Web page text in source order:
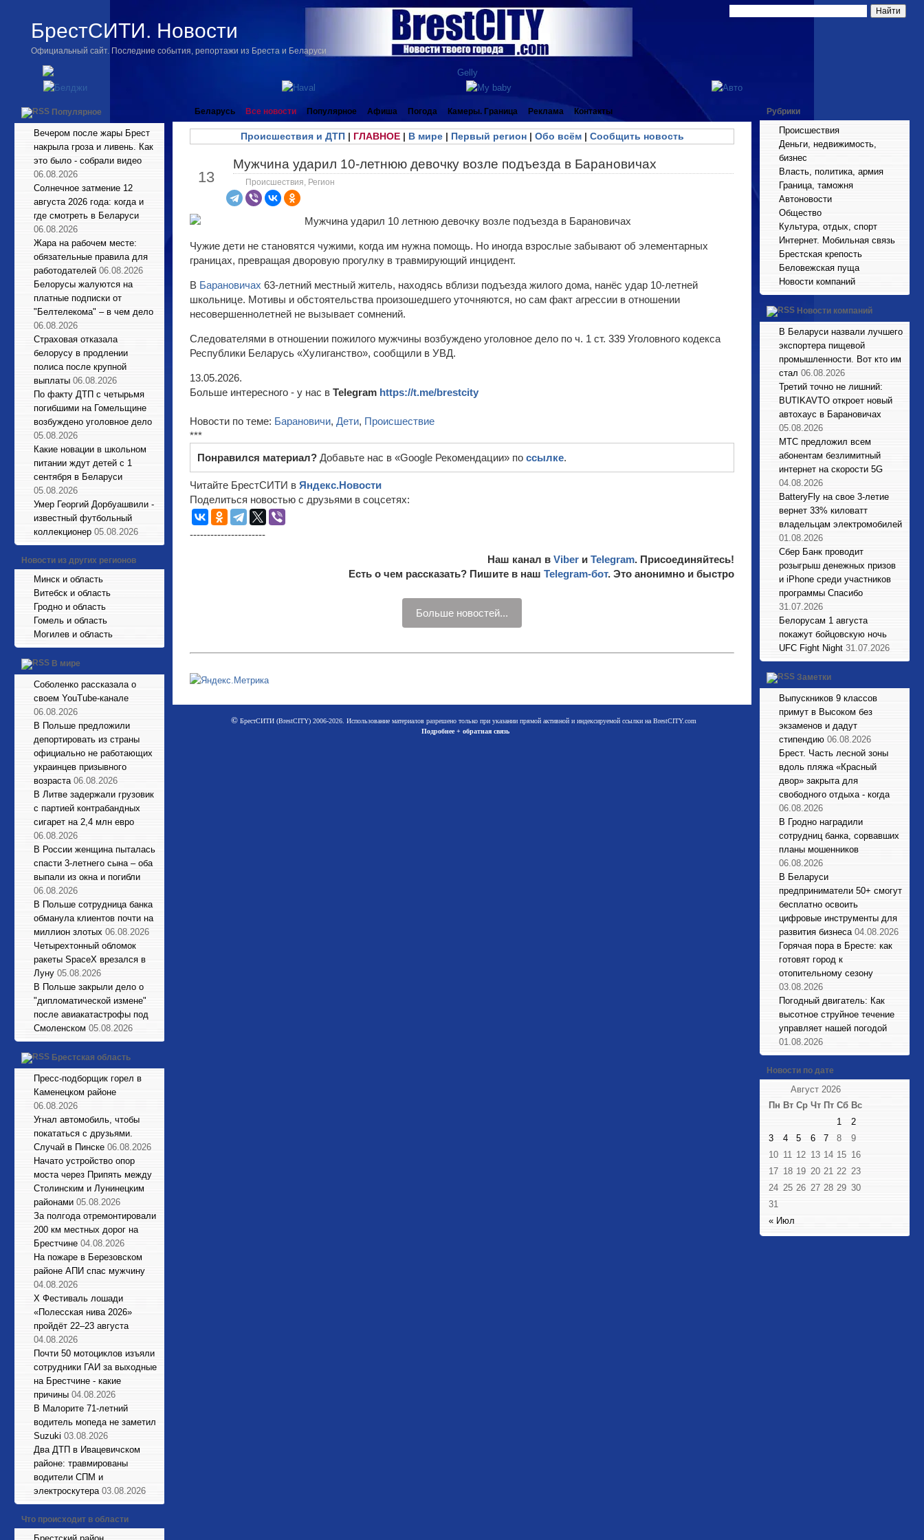
БрестСИТИ. Новости
Официальный сайт. Последние события, репортажи из Бреста и Беларуси
Популярное
Вечером после жары Брест
накрыла гроза и ливень. Как
это было - собрали видео
06.08.2026
Солнечное затмение 12
августа 2026 года: когда и
где смотреть в Беларуси
06.08.2026
Жара на рабочем месте:
обязательные правила для
работодателей 06.08.2026
Белорусы жалуются на
платные подписки от
"Белтелекома" – в чем дело
06.08.2026
Страховая отказала
белорусу в продлении
полиса после крупной
выплаты 06.08.2026
По факту ДТП с четырьмя
погибшими на Гомельщине
возбуждено уголовное дело
05.08.2026
Какие новации в школьном
питании ждут детей с 1
сентября в Беларуси
05.08.2026
Умер Георгий Дорбуашвили -
известный футбольный
коллекционер 05.08.2026
Новости из других регионов
Минск и область
Витебск и область
Гродно и область
Гомель и область
Могилев и область
В мире
Соболенко рассказала о
своем YouTube-канале
06.08.2026
В Польше предложили
депортировать из страны
официально не работающих
украинцев призывного
возраста 06.08.2026
В Литве задержали грузовик
с партией контрабандных
сигарет на 2,4 млн евро
06.08.2026
В России женщина пыталась
спасти 3-летнего сына – оба
выпали из окна и погибли
06.08.2026
В Польше сотрудница банка
обманула клиентов почти на
миллион злотых 06.08.2026
Четырехтонный обломок
ракеты SpaceX врезался в
Луну 05.08.2026
В Польше закрыли дело о
"дипломатической измене"
после авиакатастрофы под
Смоленском 05.08.2026
Брестская область
Пресс-подборщик горел в
Каменецком районе
06.08.2026
Угнал автомобиль, чтобы
покататься с друзьями.
Случай в Пинске 06.08.2026
Начато устройство опор
моста через Припять между
Столинским и Лунинецким
районами 05.08.2026
За полгода отремонтировали
200 км местных дорог на
Брестчине 04.08.2026
На пожаре в Березовском
районе АПИ спас мужчину
04.08.2026
X Фестиваль лошади
«Полесская нива 2026»
пройдёт 22–23 августа
04.08.2026
Почти 50 мотоциклов изъяли
сотрудники ГАИ за выходные
на Брестчине - какие
причины 04.08.2026
В Малорите 71-летний
водитель мопеда не заметил
Suzuki 03.08.2026
Два ДТП в Ивацевичском
районе: травмированы
водители СПМ и
электроскутера 03.08.2026
Что происходит в области
Беларусь Все новости Популярное Афиша Погода Камеры. Граница Реклама Контакты
Происшествия и ДТП| ГЛАВНОЕ| В мире| Первый регион| Обо всём| Сообщить новость
13
Мужчина ударил 10-летнюю девочку возле подъезда в Барановичах
Происшествия Регион
Чужие дети не становятся чужими, когда им нужна помощь. Но иногда взрослые забывают об элементарных
границах, превращая дворовую прогулку в травмирующий инцидент.
В Барановичах 63-летний местный житель, находясь вблизи подъезда жилого дома, нанёс удар 10-летней
школьнице. Мотивы и обстоятельства произошедшего уточняются, но сам факт агрессии в отношении
несовершеннолетней не вызывает сомнений.
Следователями в отношении пожилого мужчины возбуждено уголовное дело по ч. 1 ст. 339 Уголовного кодекса
Республики Беларусь «Хулиганство», сообщили в УВД.
13.05.2026.
Больше интересного - у нас в Telegram https://t.me/brestcity
Новости по теме: Барановичи, Дети, Происшествие
***
Понравился материал? Добавьте нас в «Google Рекомендации» по ссылке.
Читайте БрестСИТИ в Яндекс.Новости
Поделиться новостью с друзьями в соцсетях:
----------------------
Наш канал в Viber и Telegram. Присоединяйтесь!
Есть о чем рассказать? Пишите в наш Telegram-бот. Это анонимно и быстро
Больше новостей...
©БрестСИТИ (BrestCITY) 2006-2026. Использование материалов разрешено только при указании прямой активной и индексируемой ссылки на BrestCITY.com
Подробнее + обратная связь
Рубрики
Происшествия
Деньги, недвижимость,
бизнес
Власть, политика, армия
Граница, таможня
Автоновости
Общество
Культура, отдых, спорт
Интернет. Мобильная связь
Брестская крепость
Беловежская пуща
Новости компаний
Новости компаний
В Беларуси назвали лучшего
экспортера пищевой
промышленности. Вот кто им
стал 06.08.2026
Третий точно не лишний:
BUTIKAVTO откроет новый
автохаус в Барановичах
05.08.2026
МТС предложил всем
абонентам безлимитный
интернет на скорости 5G
04.08.2026
BatteryFly на свое 3-летие
вернет 33% киловатт
владельцам электромобилей
01.08.2026
Сбер Банк проводит
розыгрыш денежных призов
и iPhone среди участников
программы Спасибо
31.07.2026
Белорусам 1 августа
покажут бойцовскую ночь
UFC Fight Night 31.07.2026
Заметки
Выпускников 9 классов
примут в Высоком без
экзаменов и дадут
стипендию 06.08.2026
Брест. Часть лесной зоны
вдоль пляжа «Красный
двор» закрыта для
свободного отдыха - когда
06.08.2026
В Гродно наградили
сотрудниц банка, сорвавших
планы мошенников
06.08.2026
В Беларуси
предприниматели 50+ смогут
бесплатно освоить
цифровые инструменты для
развития бизнеса 04.08.2026
Горячая пора в Бресте: как
готовят город к
отопительному сезону
03.08.2026
Погодный двигатель: Как
высотное струйное течение
управляет нашей погодой
01.08.2026
Новости по дате
Август 2026
Пн Вт Ср Чт Пт Сб Вс
« Июл
1
2
3
4 5 6 7 8
9
10 11 12 13 14 15 16
17 18 19 20 21 22 23
24 25 26 27 28 29 30
31